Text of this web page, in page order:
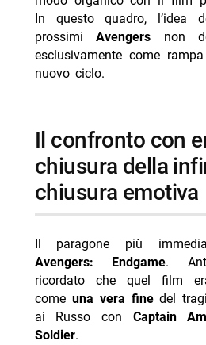
In questo quadro, l’idea
prossimiAvengers non
esclusivamente come
nuovo ciclo.
il confronto con endgame: da
chiusura della
chiusura emotiva
Il paragone più
Avengers: Endgame.
ricordato che quel film
come una vera finedel
ai Russo con Captain
Soldier.